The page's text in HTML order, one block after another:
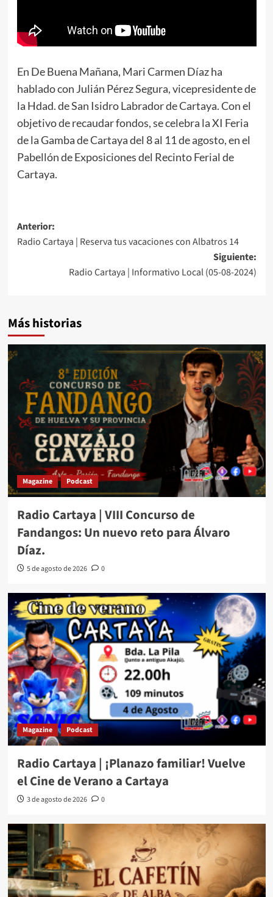
En De Buena Mañana, Mari Carmen Díaz ha
hablado con Julián Pérez Segura, vicepresidente de
la Hdad. de San Isidro Labrador de Cartaya. Con el
objetivo de recaudar fondos, se celebra la XI Feria
de la Gamba de Cartaya del 8 al 11 de agosto, en el
Pabellón de Exposiciones del Recinto Ferial de
Cartaya.
Anterior:
Radio Cartaya | Reserva tus vacaciones con Albatros 14
Siguiente:
Radio Cartaya | Informativo Local (05-08-2024)
Más historias
Magazine Podcast
Radio Cartaya | VIII Concurso de
Fandangos: Un nuevo reto para Álvaro
Díaz.
5 de agosto de 2026 0
Magazine Podcast
Radio Cartaya | ¡Planazo familiar! Vuelve
el Cine de Verano a Cartaya
3 de agosto de 2026 0